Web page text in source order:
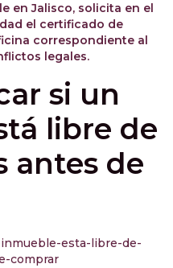
en Jalisco, solicita en el
el certificado de
correspondiente al
legales.
si un
libre de
antes de
esta-libre-de-
comprar